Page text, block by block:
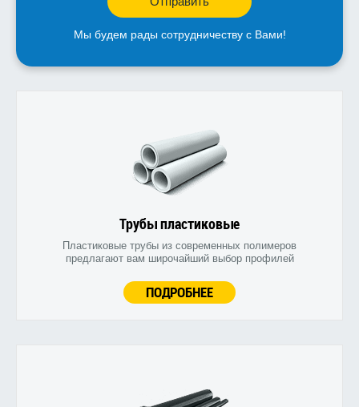
Мы будем рады сотрудничеству с Вами!
Трубы пластиковые
Пластиковые трубы из современных полимеров
предлагают вам широчайший выбор профилей
ПОДРОБНЕЕ